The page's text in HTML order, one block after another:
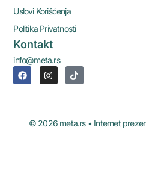
Uslovi Korišćenja
Politika Privatnosti
Kontakt
info@meta.rs
© 2026 meta.rs • Internet